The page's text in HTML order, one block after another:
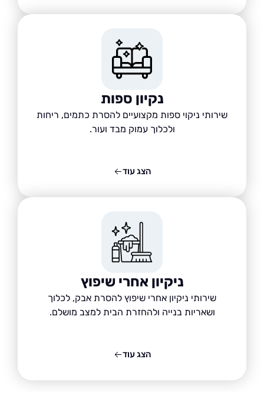
נקיון ספות
שירותי ניקוי ספות מקצועיים להסרת כתמים, ריחות
ולכלוך עמוק מבד ועור.
ניקיון אחרי שיפוץ
שירותי ניקיון אחרי שיפוץ להסרת אבק, לכלוך
ושאריות בנייה ולהחזרת הבית למצב מושלם.